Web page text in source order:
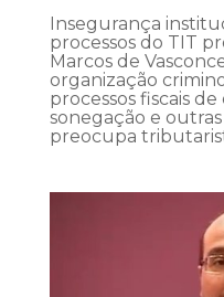
Insegurança
processos do TIT
Marcos de
organização
processos fiscais
sonegação e
preocupa